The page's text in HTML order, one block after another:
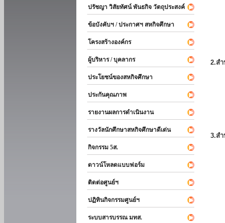
ปรัชญา วิสัยทัศน์ พันธกิจ วัตถุประสงค์
ข้อบังคับฯ / ประกาศฯ สหกิจศึกษา
โครงสร้างองค์กร
ผู้บริหาร / บุคลากร
ประโยชน์ของสหกิจศึกษา
ประกันคุณภาพ
รายงานผลการดำเนินงาน
รางวัลนักศึกษาสหกิจศึกษาดีเด่น
กิจกรรม 5ส.
ดาวน์โหลดแบบฟอร์ม
ติดต่อศูนย์ฯ
ปฏิทินกิจกรรมศูนย์ฯ
ระบบสารบรรณ มทส.
2.ส
3.ส